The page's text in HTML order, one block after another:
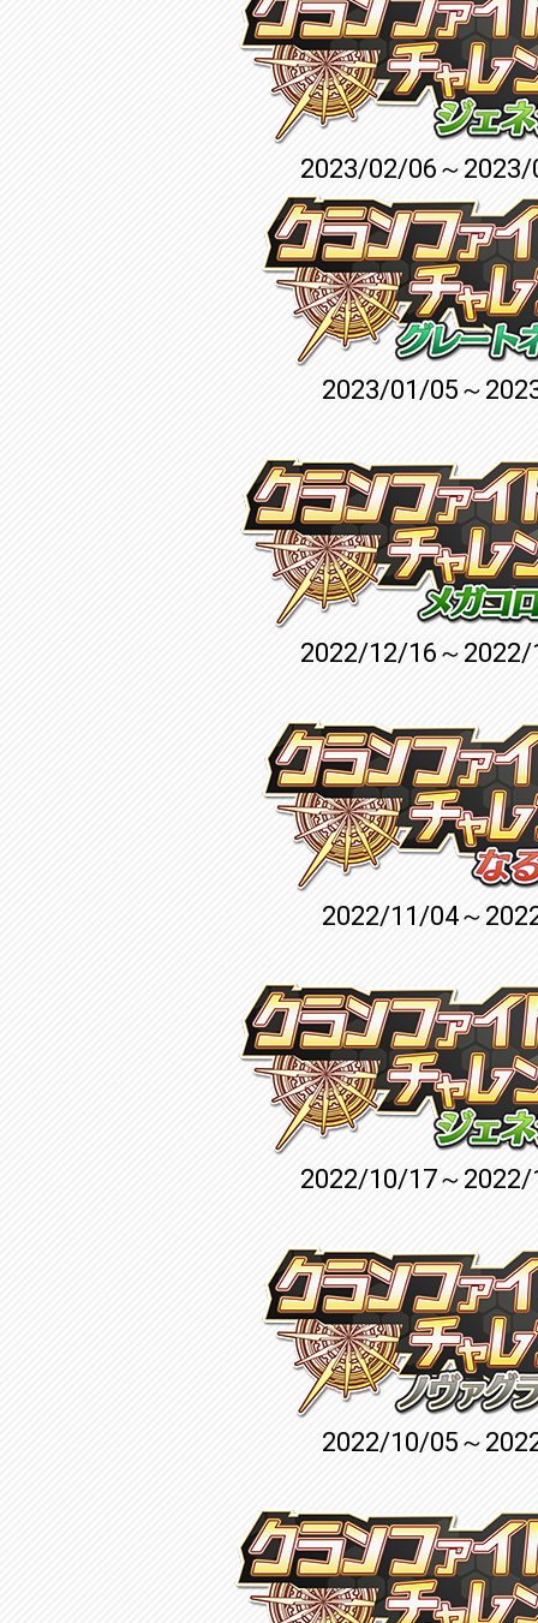
2023/02/06～
2023/01/05～
2022/12/16～
2022/11/04～
2022/10/17～
2022/10/05～